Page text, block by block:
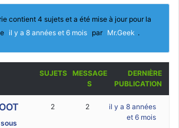
contient 4 sujets et a été mise à jour pour la
il y a 8 années et 6 mois par Mr.Geek .
SUJETS
MESSAGE
S
DERNIÈRE
PUBLICATION
2 2
il y a 8 années
et 6 mois